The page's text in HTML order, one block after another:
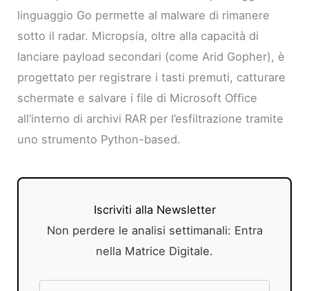
linguaggio Go permette al malware di rimanere
sotto il radar. Micropsia, oltre alla capacità di
lanciare payload secondari (come Arid Gopher), è
progettato per registrare i tasti premuti, catturare
schermate e salvare i file di Microsoft Office
all’interno di archivi RAR per l’esfiltrazione tramite
uno strumento Python-based.
Iscriviti alla Newsletter
Non perdere le analisi settimanali: Entra
nella Matrice Digitale.